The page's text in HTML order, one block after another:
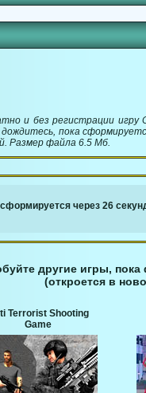
и без регистрации игру
пока
Размер файла 6.5 Мб.
через 26
другие игры,
(откроется в
Terrorist Shooting
Game